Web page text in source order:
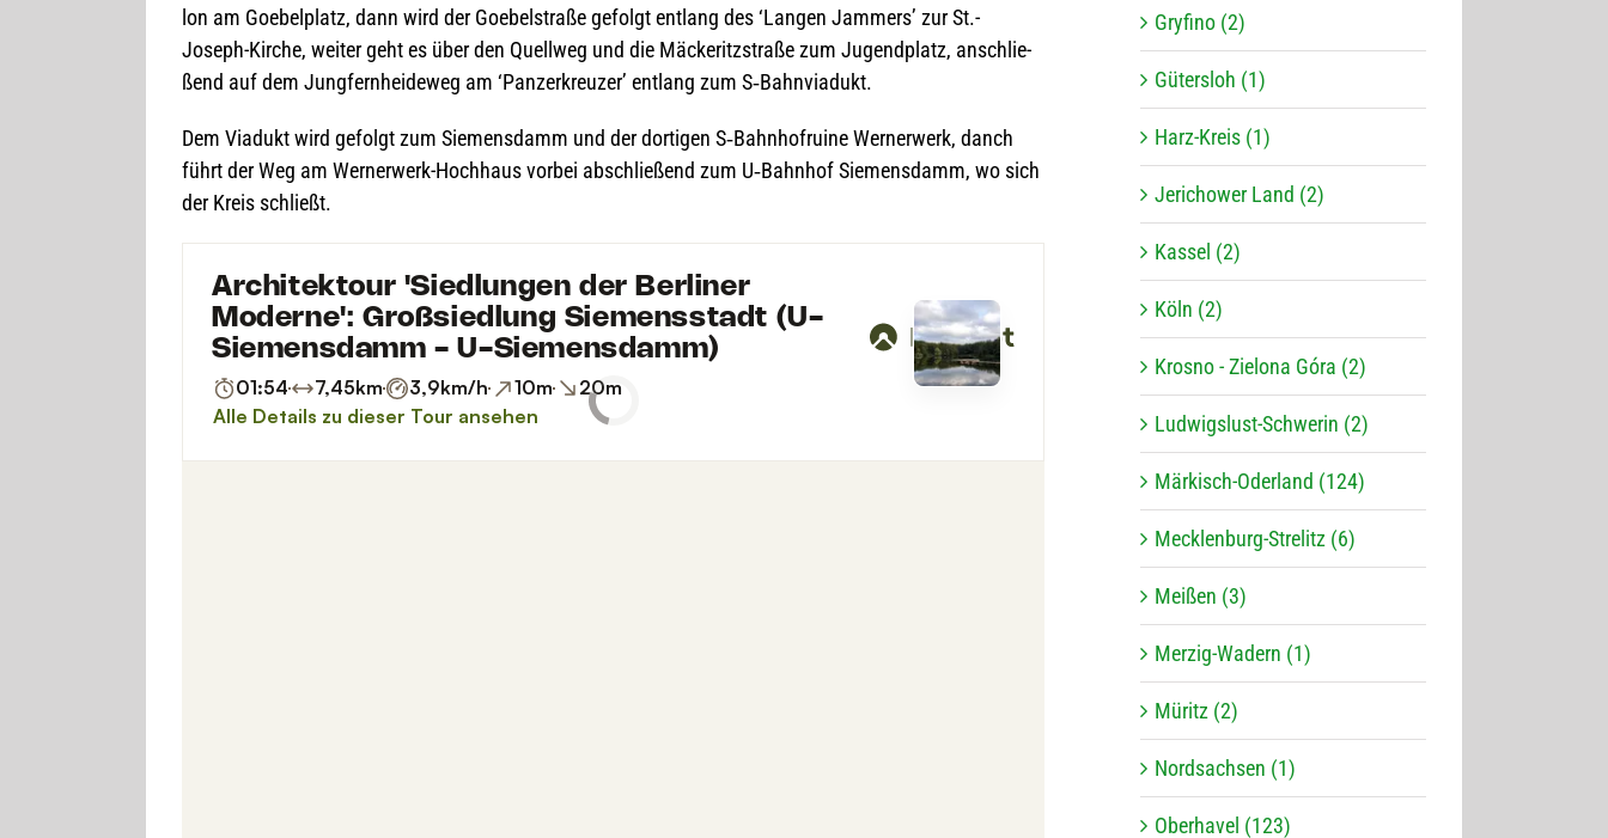
lon am Goe­bel­platz, dann wird der Goe­bel­straße gefolgt ent­lang des ‘Lan­gen Jam­mers’ zur St.-
Joseph-Kirche, wei­ter geht es über den Quell­weg und die Mäcke­ritz­straße zum Jugend­platz, anschlie­
ßend auf dem Jung­fern­hei­de­weg am ‘Pan­zer­kreu­zer’ ent­lang zum S‑Bahnviadukt.
Dem Via­dukt wird gefolgt zum Sie­mens­damm und der dor­ti­gen S‑Bahnhofruine Wern­erwerk, danch
führt der Weg am Wern­erwerk-Hoch­haus vor­bei abschlie­ßend zum U‑Bahnhof Sie­mens­damm, wo sich
der Kreis schließt.
Gryfino (2)
Gütersloh (1)
Harz-Kreis (1)
Jerichower Land (2)
Kassel (2)
Köln (2)
Krosno - Zielona Góra (2)
Ludwigslust-Schwerin (2)
Märkisch-Oderland (124)
Mecklenburg-Strelitz (6)
Meißen (3)
Merzig-Wadern (1)
Müritz (2)
Nordsachsen (1)
Oberhavel (123)